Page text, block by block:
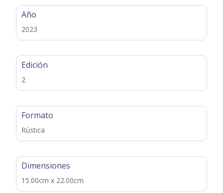
Año
2023
Edición
2
Formato
Rústica
Dimensiones
15.00cm x 22.00cm